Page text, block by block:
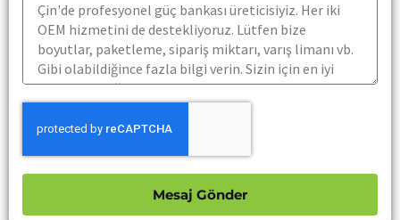
Mesaj Gönder